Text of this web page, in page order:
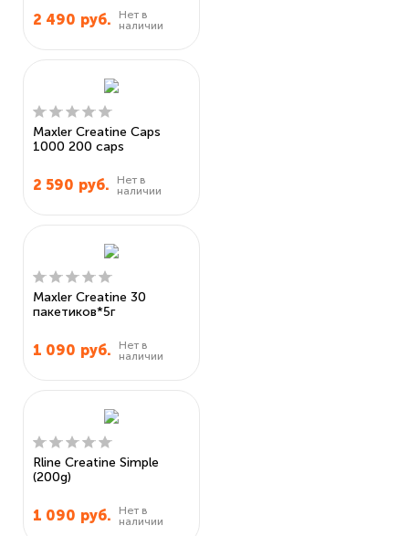
2 490 руб.
Нет в
наличии
Maxler Creatine Caps
1000 200 caps
2 590 руб.
Нет в
наличии
Maxler Creatine 30
пакетиков*5г
1 090 руб.
Нет в
наличии
Rline Creatine Simple
(200g)
1 090 руб.
Нет в
наличии